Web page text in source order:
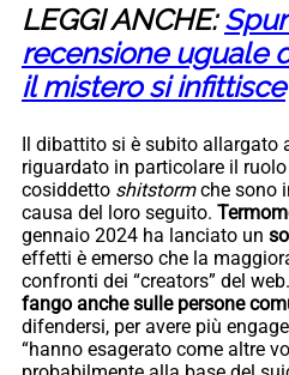
LEGGI ANCHE:
recensione uguale
il mistero si infittisce
Il dibattito si è subito allargato
riguardato in particolare il
cosiddetto shitstormche sono
causa del loro seguito.
gennaio 2024 ha lanciato un
effetti è emerso che la
confronti dei “creators” del
fango anche sulle persone
difendersi, per avere più
“hanno esagerato come altre